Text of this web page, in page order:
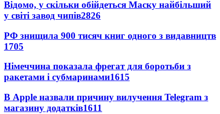
Відомо, у скільки обійдеться Маску найбільший
у світі завод чипів2826
РФ знищила 900 тисяч книг одного з видавництв
1705
Німеччина показала фрегат для боротьби з
ракетами і субмаринами1615
В Apple назвали причину вилучення Telegram з
магазину додатків1611